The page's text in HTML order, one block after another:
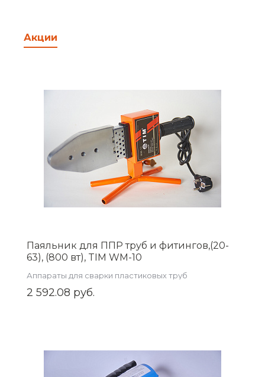
Акции
Паяльник для ППР труб и фитингов,(20-
63), (800 вт), TIM WM-10
Аппараты для сварки пластиковых труб
2 592.08 руб.